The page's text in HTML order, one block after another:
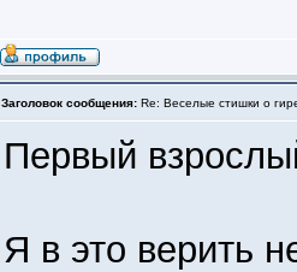
Заголовок сообщения: Re: Веселые стишки о
Первый
Я в это верить